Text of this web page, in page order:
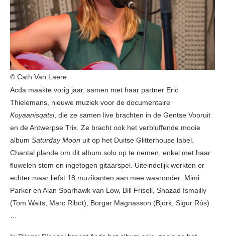
© Cath Van Laere
Acda maakte vorig jaar, samen met haar partner Eric
Thielemans, nieuwe muziek voor de documentaire
Koyaanisqatsi, die ze samen live brachten in de Gentse Vooruit
en de Antwerpse Trix. Ze bracht ook het verbluffende mooie
album Saturday Moon uit op het Duitse Glitterhouse label.
Chantal plande om dit album solo op te nemen, enkel met haar
fluwelen stem en ingetogen gitaarspel. Uiteindelijk werkten er
echter maar liefst 18 muzikanten aan mee waaronder: Mimi
Parker en Alan Sparhawk van Low, Bill Frisell, Shazad Ismailly
(Tom Waits, Marc Ribot), Borgar Magnasson (Björk, Sigur Rós)
…